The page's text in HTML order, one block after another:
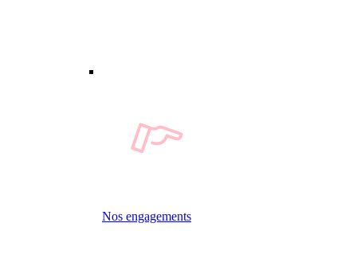
Nos engagements